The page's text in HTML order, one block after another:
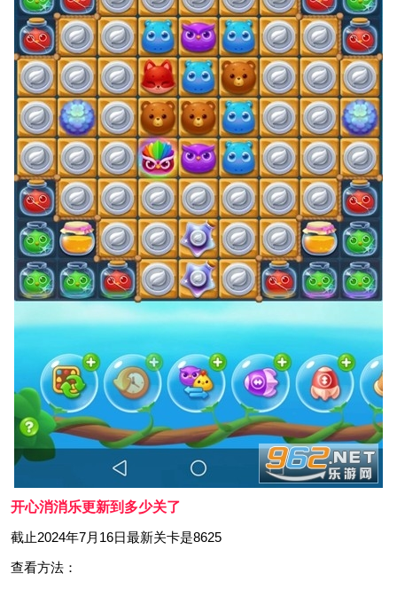
开心消消乐更新到多少关了
截止2024年7月16日最新关卡是8625
查看方法：